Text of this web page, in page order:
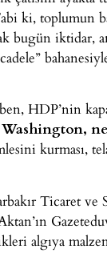
ki, toplumun
bugün
HDP’nin
kurması,
Ticaret ve
algıya